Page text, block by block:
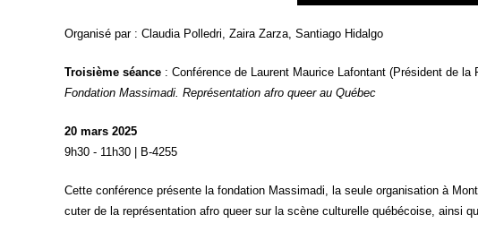
Orga­ni­sé par : Clau­dia Pol­le­dri, Zai­ra Zar­za, San­tia­go Hidalgo
Troi­sième séance : Confé­rence de Laurent Mau­rice Lafon­tant (Pré­sident de
Fon­da­tion Mas­si­ma­di. Repré­sen­ta­tion afro queer au Québec
20 mars 2025
9h30 - 11h30 | B-4255
Cette confé­rence pré­sente la fon­da­tion Mas­si­ma­di, la seule orga­ni­sa­tion à
cu­ter de la repré­sen­ta­tion afro queer sur la scène cultu­relle qué­bé­coise, ain­si